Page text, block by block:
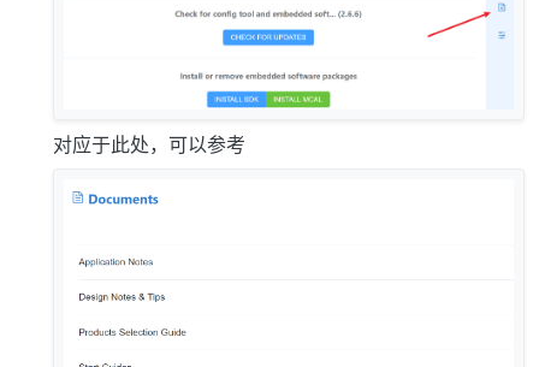
对应于此处，可以参考